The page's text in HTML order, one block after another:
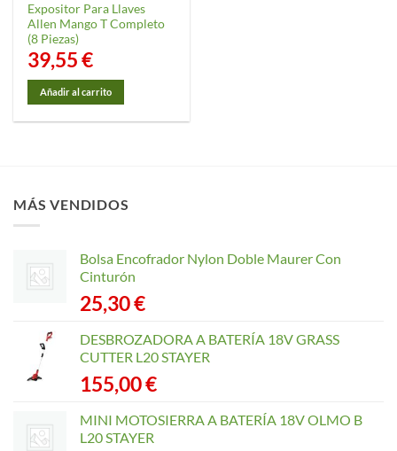
Expositor Para Llaves
Allen Mango T Completo
(8 Piezas)
39,55€
Añadir al carrito
MÁS VENDIDOS
Bolsa Encofrador Nylon Doble Maurer Con
Cinturón
25,30€
DESBROZADORA A BATERÍA 18V GRASS
CUTTER L20 STAYER
155,00€
MINI MOTOSIERRA A BATERÍA 18V OLMO B
L20 STAYER